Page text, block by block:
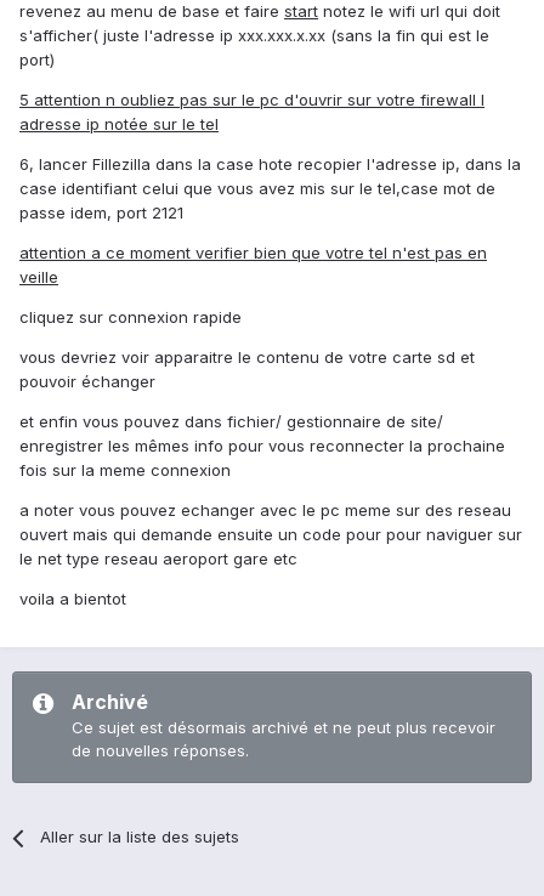
revenez au menu de base et faire start notez le wifi url qui doit
s'afficher( juste l'adresse ip xxx.xxx.x.xx (sans la fin qui est le
port)
5 attention n oubliez pas sur le pc d'ouvrir sur votre firewall l
adresse ip notée sur le tel
6, lancer Fillezilla dans la case hote recopier l'adresse ip, dans la
case identifiant celui que vous avez mis sur le tel,case mot de
passe idem, port 2121
attention a ce moment verifier bien que votre tel n'est pas en
veille
cliquez sur connexion rapide
vous devriez voir apparaitre le contenu de votre carte sd et
pouvoir échanger
et enfin vous pouvez dans fichier/ gestionnaire de site/
enregistrer les mêmes info pour vous reconnecter la prochaine
fois sur la meme connexion
a noter vous pouvez echanger avec le pc meme sur des reseau
ouvert mais qui demande ensuite un code pour pour naviguer sur
le net type reseau aeroport gare etc
voila a bientot
Archivé
Ce sujet est désormais archivé et ne peut plus recevoir
de nouvelles réponses.
Aller sur la liste des sujets